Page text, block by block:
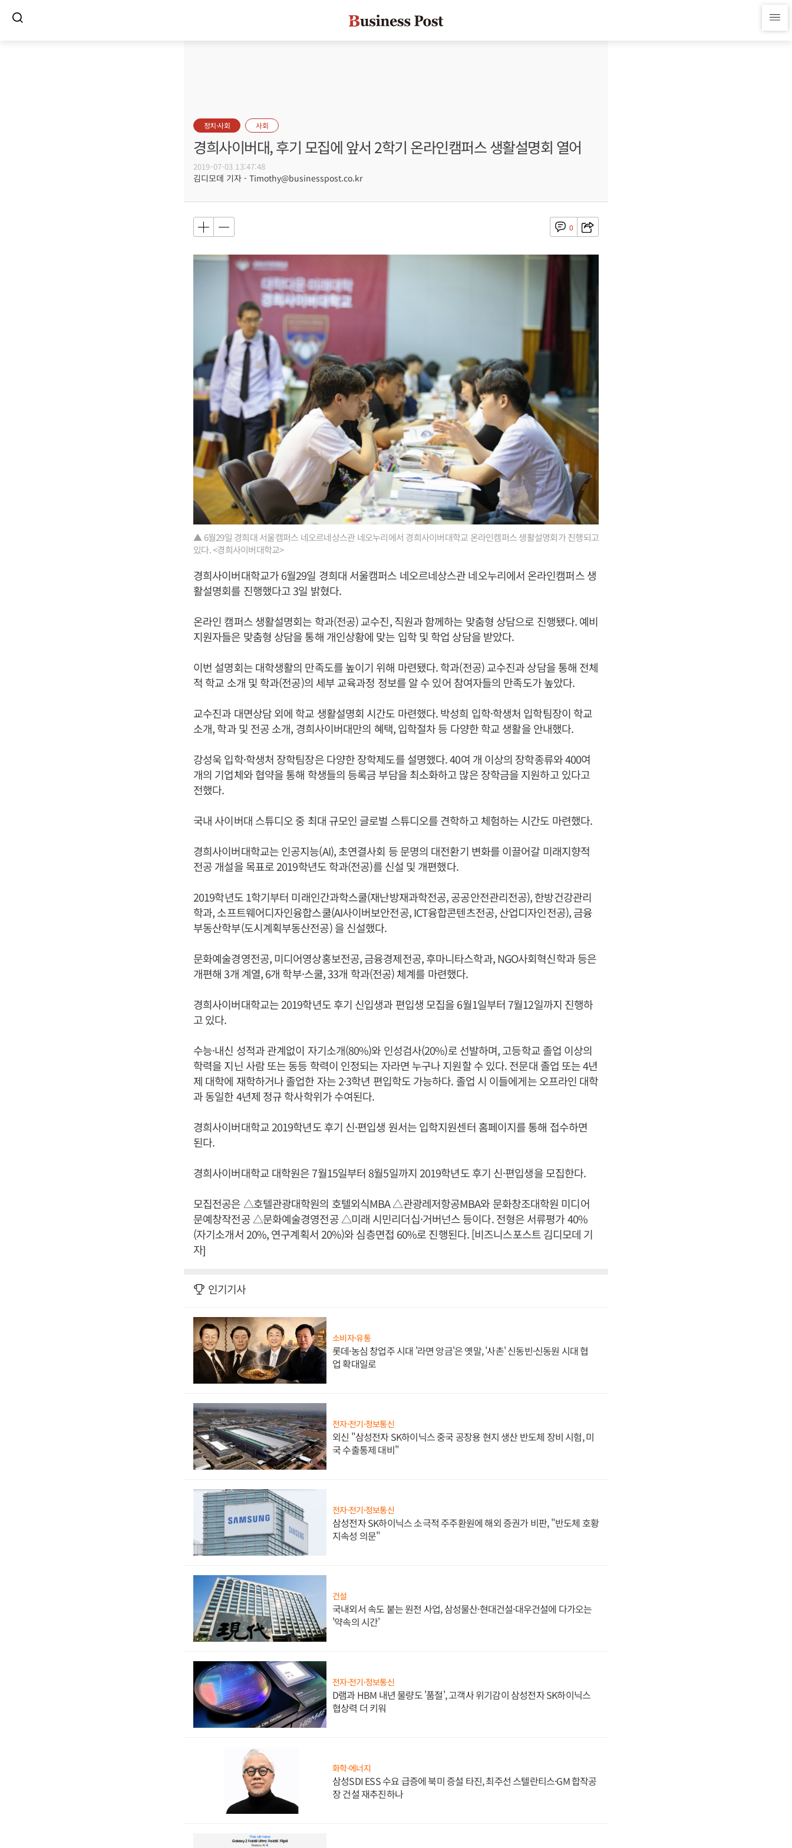
정치·사회 사회
경희사이버대, 후기 모집에 앞서 2학기 온라인캠퍼스 생활설명회 열어
2019-07-03 13:47:48
김디모데 기자 - Timothy@businesspost.co.kr
0
▲ 6월29일 경희대 서울캠퍼스 네오르네상스관 네오누리에서 경희사이버대학교 온라인캠퍼스 생활설명회가 진행되고
있다. <경희사이버대학교>
경희사이버대학교가 6월29일 경희대 서울캠퍼스 네오르네상스관 네오누리에서 온라인캠퍼스 생
활설명회를 진행했다고 3일 밝혔다.
온라인 캠퍼스 생활설명회는 학과(전공) 교수진, 직원과 함께하는 맞춤형 상담으로 진행됐다. 예비
지원자들은 맞춤형 상담을 통해 개인상황에 맞는 입학 및 학업 상담을 받았다.
이번 설명회는 대학생활의 만족도를 높이기 위해 마련됐다. 학과(전공) 교수진과 상담을 통해 전체
적 학교 소개 및 학과(전공)의 세부 교육과정 정보를 알 수 있어 참여자들의 만족도가 높았다.
교수진과 대면상담 외에 학교 생활설명회 시간도 마련했다. 박성희 입학·학생처 입학팀장이 학교
소개, 학과 및 전공 소개, 경희사이버대만의 혜택, 입학절차 등 다양한 학교 생활을 안내했다.
강성욱 입학·학생처 장학팀장은 다양한 장학제도를 설명했다. 40여 개 이상의 장학종류와 400여
개의 기업체와 협약을 통해 학생들의 등록금 부담을 최소화하고 많은 장학금을 지원하고 있다고
전했다.
국내 사이버대 스튜디오 중 최대 규모인 글로벌 스튜디오를 견학하고 체험하는 시간도 마련했다.
경희사이버대학교는 인공지능(AI), 초연결사회 등 문명의 대전환기 변화를 이끌어갈 미래지향적
전공 개설을 목표로 2019학년도 학과(전공)를 신설 및 개편했다.
2019학년도 1학기부터 미래인간과학스쿨(재난방재과학전공, 공공안전관리전공), 한방건강관리
학과, 소프트웨어디자인융합스쿨(AI사이버보안전공, ICT융합콘텐츠전공, 산업디자인전공), 금융
부동산학부(도시계획부동산전공) 을 신설했다.
문화예술경영전공, 미디어영상홍보전공, 금융경제전공, 후마니타스학과, NGO사회혁신학과 등은
개편해 3개 계열, 6개 학부·스쿨, 33개 학과(전공) 체계를 마련했다.
경희사이버대학교는 2019학년도 후기 신입생과 편입생 모집을 6월1일부터 7월12일까지 진행하
고 있다.
수능·내신 성적과 관계없이 자기소개(80%)와 인성검사(20%)로 선발하며, 고등학교 졸업 이상의
학력을 지닌 사람 또는 동등 학력이 인정되는 자라면 누구나 지원할 수 있다. 전문대 졸업 또는 4년
제 대학에 재학하거나 졸업한 자는 2·3학년 편입학도 가능하다. 졸업 시 이들에게는 오프라인 대학
과 동일한 4년제 정규 학사학위가 수여된다.
경희사이버대학교 2019학년도 후기 신·편입생 원서는 입학지원센터 홈페이지를 통해 접수하면
된다.
경희사이버대학교 대학원은 7월15일부터 8월5일까지 2019학년도 후기 신·편입생을 모집한다.
모집전공은 △호텔관광대학원의 호텔외식MBA △관광레저항공MBA와 문화창조대학원 미디어
문예창작전공 △문화예술경영전공 △미래 시민리더십·거버넌스 등이다. 전형은 서류평가 40%
(자기소개서 20%, 연구계획서 20%)와 심층면접 60%로 진행된다. [비즈니스포스트 김디모데 기
자]
인기기사
소비자·유통
롯데·농심 창업주 시대 '라면 앙금'은 옛말, '사촌' 신동빈·신동원 시대 협
업 확대일로
전자·전기·정보통신
외신 "삼성전자 SK하이닉스 중국 공장용 현지 생산 반도체 장비 시험, 미
국 수출통제 대비"
전자·전기·정보통신
삼성전자 SK하이닉스 소극적 주주환원에 해외 증권가 비판, "반도체 호황
지속성 의문"
건설
국내외서 속도 붙는 원전 사업, 삼성물산·현대건설·대우건설에 다가오는
'약속의 시간'
전자·전기·정보통신
D램과 HBM 내년 물량도 '품절', 고객사 위기감이 삼성전자 SK하이닉스
협상력 더 키워
화학·에너지
삼성SDI ESS 수요 급증에 북미 증설 타진, 최주선 스텔란티스·GM 합작공
장 건설 재추진하나